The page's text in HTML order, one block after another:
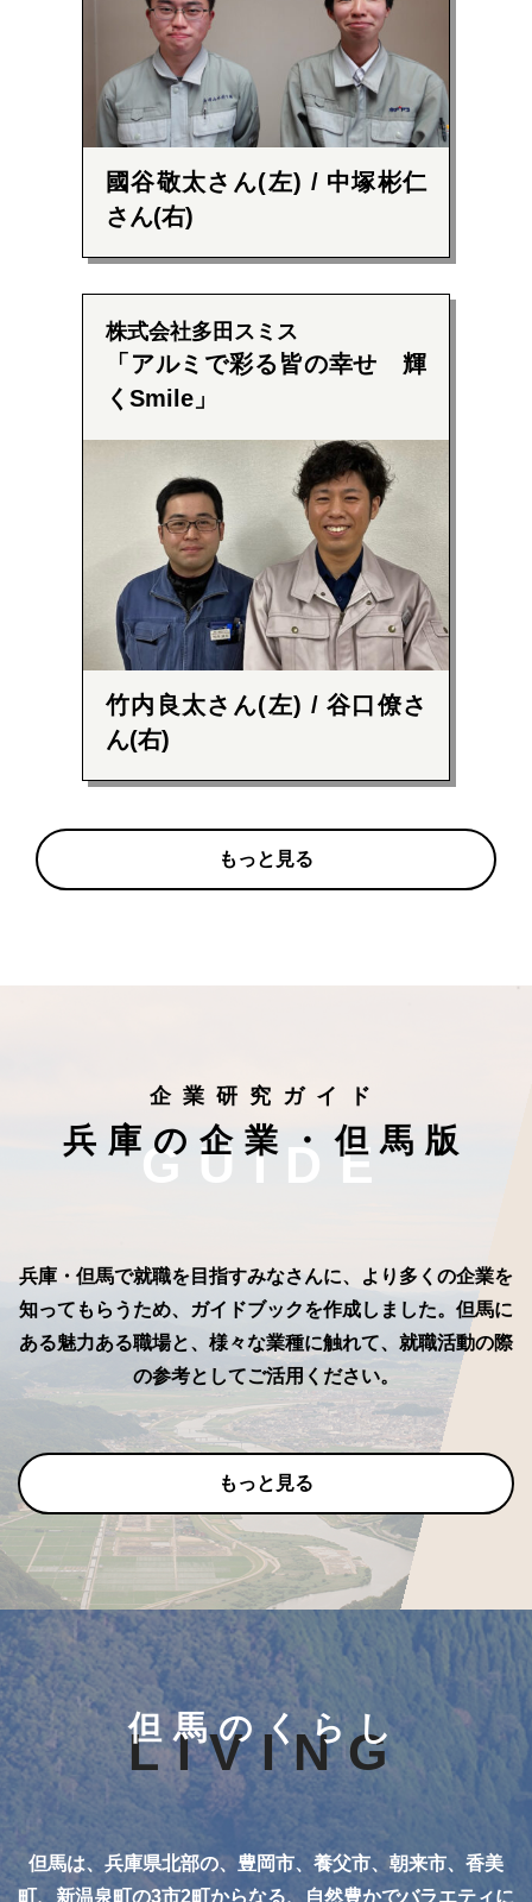
國谷敬太さん(左) / 中塚彬仁
さん(右)
株式会社多田スミス
アルミで彩る皆の幸せ 輝
くSmile
竹内良太さん(左) / 谷口僚さ
ん(右)
もっと見る
企業研究ガイド
兵庫の企業・但馬版
GUIDE
兵庫・但馬で就職を目指すみなさんに、より多くの企業を
知ってもらうため、
ガイドブックを作成しました。 但馬に
ある魅力ある職場と、様々な業種に触れて、就職活動の際
の参考としてご活用ください。
もっと見る
但馬のくらし
LIVING
但馬は、兵庫県北部の、豊岡市、養父市、朝来市、香美
町、新温泉町の3市2町からなる、自然豊かでバラエティに